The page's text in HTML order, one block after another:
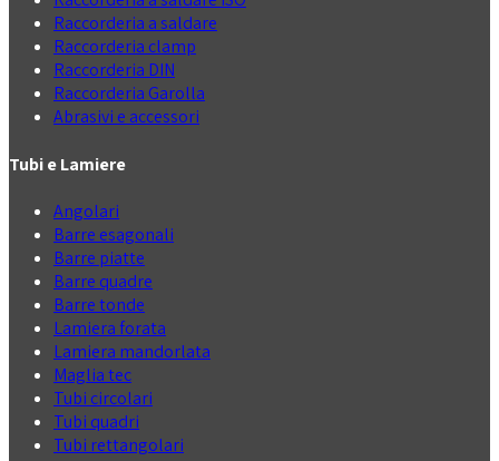
Raccorderia a saldare
Raccorderia clamp
Raccorderia DIN
Raccorderia Garolla
Abrasivi e accessori
Tubi e Lamiere
Angolari
Barre esagonali
Barre piatte
Barre quadre
Barre tonde
Lamiera forata
Lamiera mandorlata
Maglia tec
Tubi circolari
Tubi quadri
Tubi rettangolari